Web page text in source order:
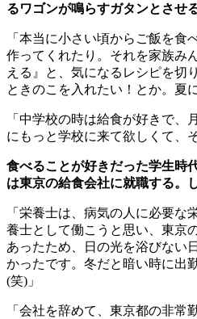
るワゴンが鳴らすガタンとさせ
「本当に小さい頃からご飯を
作ってくれたり。それを家族み
える』と、気になるレシピを切
ときのこを入れたい！とか。夏
「中学校の時は給食が好きで
にもっと学校に来て欲しくて、
食べることが好きだった学生時
は東京の給食会社に就職する。
「栄養士は、病気の人に必要
養士として働こうと思い、東京
あったため、日の光を浴びない
かったです。冬だと暗い時に出
(笑) 」
「会社を辞めて、東京都の非